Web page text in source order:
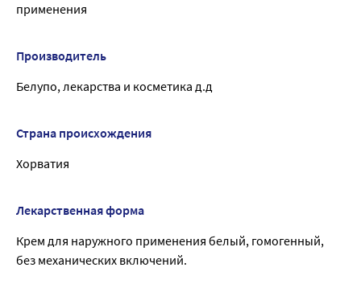
применения
Производитель
Белупо, лекарства и косметика д.д
Страна происхождения
Хорватия
Лекарственная форма
Крем для наружного применения белый, гомогенный,
без механических включений.